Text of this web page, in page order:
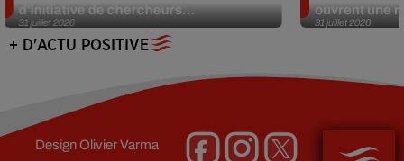
31 juillet 2026
d’initiative de chercheurs...
31 juillet 2026
ouvrent une
+ D'ACTU POSITIVE
DesignOlivier Varma